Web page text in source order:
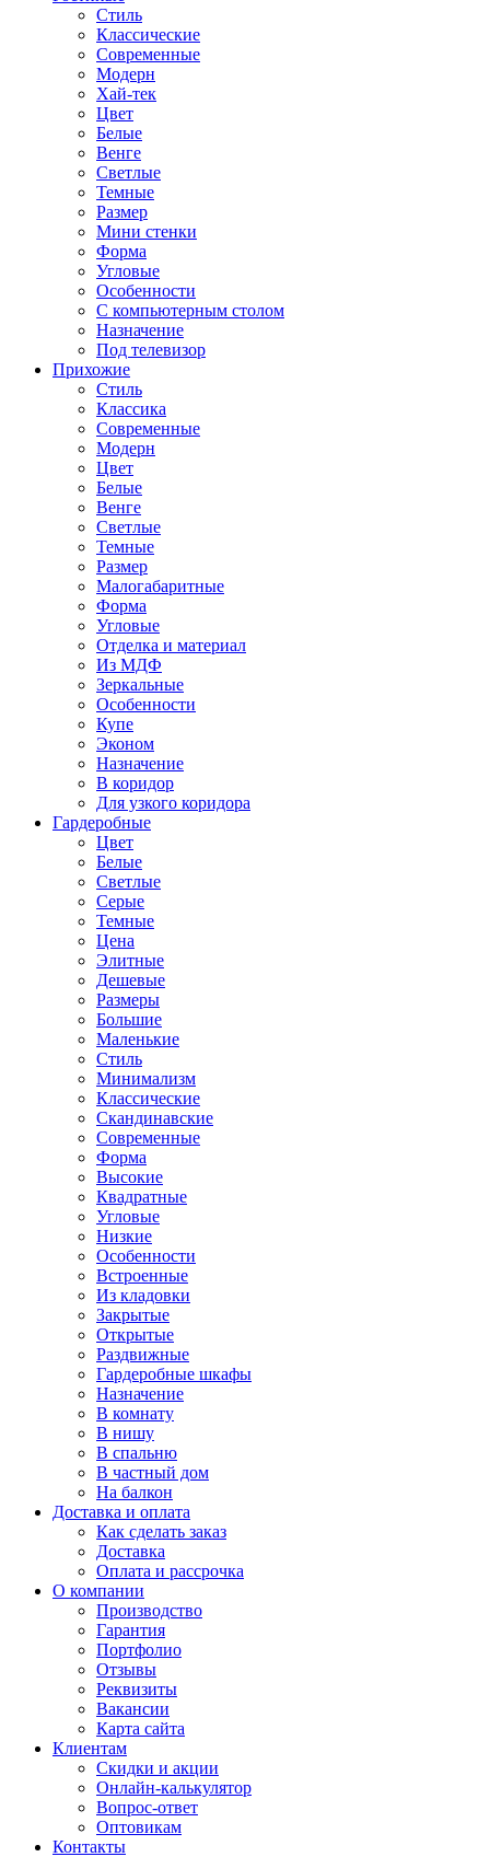
Стиль
Классические
Современные
Модерн
Хай-тек
Цвет
Белые
Венге
Светлые
Темные
Размер
Мини стенки
Форма
Угловые
Особенности
С компьютерным столом
Назначение
Под телевизор
Прихожие
Стиль
Классика
Современные
Модерн
Цвет
Белые
Венге
Светлые
Темные
Размер
Малогабаритные
Форма
Угловые
Отделка и материал
Из МДФ
Зеркальные
Особенности
Купе
Эконом
Назначение
В коридор
Для узкого коридора
Гардеробные
Цвет
Белые
Светлые
Серые
Темные
Цена
Элитные
Дешевые
Размеры
Большие
Маленькие
Стиль
Минимализм
Классические
Скандинавские
Современные
Форма
Высокие
Квадратные
Угловые
Низкие
Особенности
Встроенные
Из кладовки
Закрытые
Открытые
Раздвижные
Гардеробные шкафы
Назначение
В комнату
В нишу
В спальню
В частный дом
На балкон
Доставка и оплата
Как сделать заказ
Доставка
Оплата и рассрочка
О компании
Производство
Гарантия
Портфолио
Отзывы
Реквизиты
Вакансии
Карта сайта
Клиентам
Скидки и акции
Онлайн-калькулятор
Вопрос-ответ
Оптовикам
Контакты